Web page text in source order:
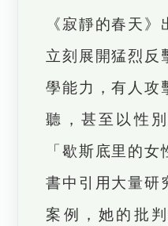
《寂靜的春天
立刻展開猛烈反
學能力，有人攻
聽，甚至以性
「歇斯底里的
書中引用大量研
案例，她的批